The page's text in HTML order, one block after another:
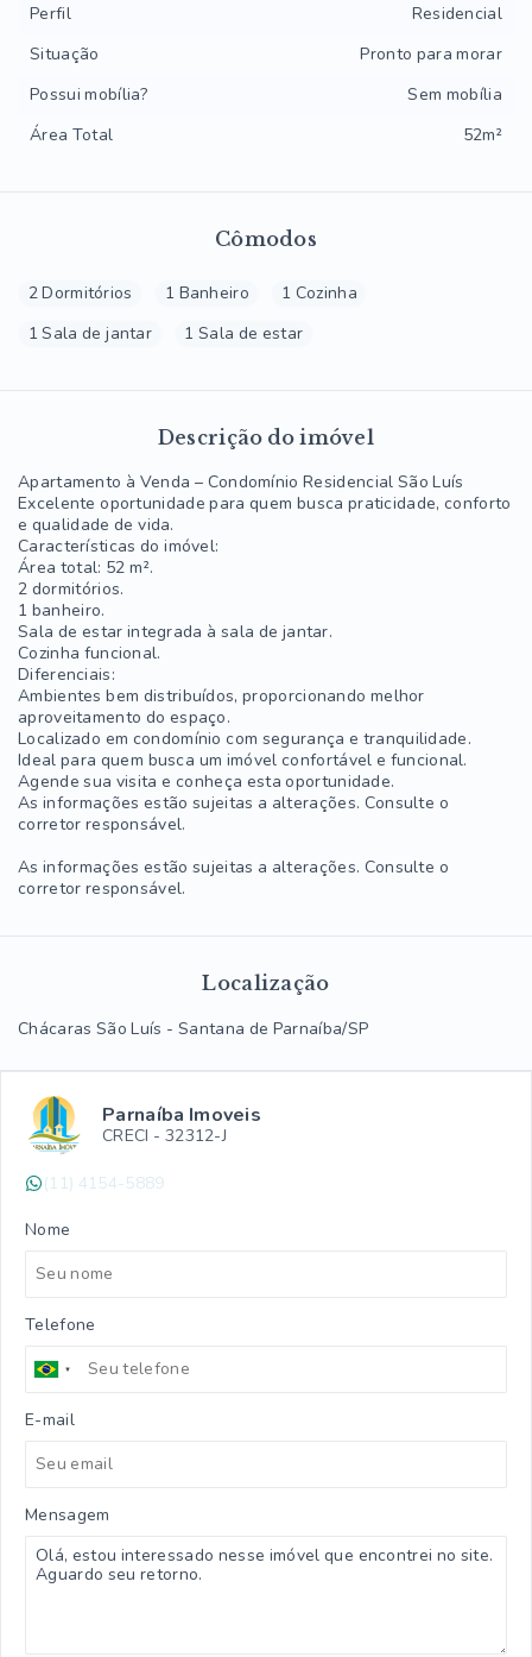
Cômodos
2 Dormitórios 1 Banheiro
1 Cozinha
1 Sala de jantar
1 Sala de estar
Descrição do imóvel
Apartamento à Venda – Condomínio Residencial São Luís
Excelente oportunidade para quem busca praticidade, conforto
e qualidade de vida.
Características do imóvel:
Área total: 52 m².
2 dormitórios.
1 banheiro.
Sala de estar integrada à sala de jantar.
Cozinha funcional.
Diferenciais:
Ambientes bem distribuídos, proporcionando melhor
aproveitamento do espaço.
Localizado em condomínio com segurança e tranquilidade.
Ideal para quem busca um imóvel confortável e funcional.
Agende sua visita e conheça esta oportunidade.
As informações estão sujeitas a alterações. Consulte o
corretor responsável.
As informações estão sujeitas a alterações. Consulte o
corretor responsável.
Localização
Chácaras São Luís - Santana de Parnaíba/SP
Perfil
Residencial
Situação
Pronto para morar
Possui mobília?
Sem mobília
Área Total
52m²
Parnaíba Imoveis
CRECI - 32312-J
(11) 4154-5889
Nome
Telefone
E-mail
Mensagem